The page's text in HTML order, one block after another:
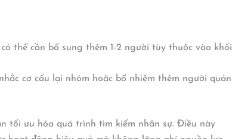
thể cần bổ sung thêm 1-2 người tùy thuộc vào khối
cơ cấu lại nhóm hoặc bổ nhiệm thêm người quản
tối ưu hóa quá trình tìm kiếm nhân sự. Điều này